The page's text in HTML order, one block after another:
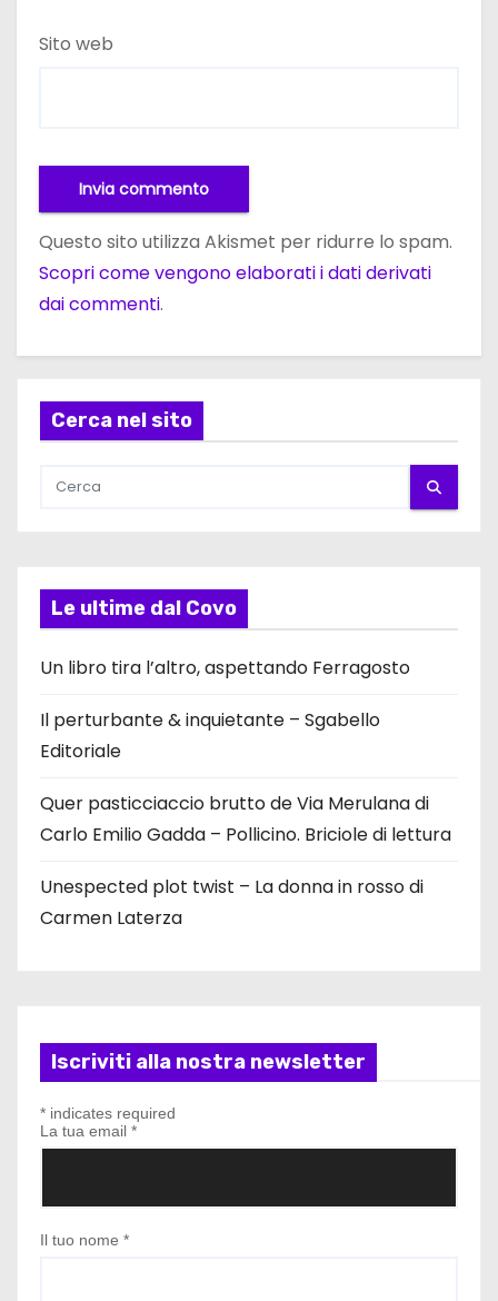
Sito web
Questo sito utilizza Akismet per ridurre lo spam.
Scopri come vengono elaborati i dati derivati
dai commenti.
Cerca nel sito
Le ultime dal Covo
Un libro tira l’altro, aspettando Ferragosto
Il perturbante & inquietante – Sgabello
Editoriale
Quer pasticciaccio brutto de Via Merulana di
Carlo Emilio Gadda – Pollicino. Briciole di lettura
Unespected plot twist – La donna in rosso di
Carmen Laterza
Iscriviti alla nostra newsletter
* indicates required
La tua email *
Il tuo nome *